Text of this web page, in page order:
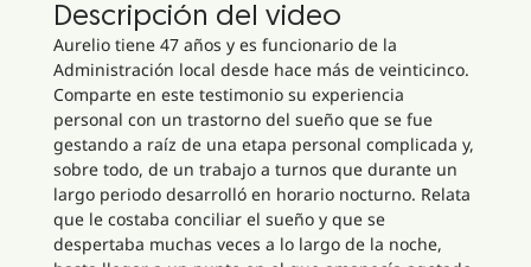
Descripción del video
Aurelio tiene 47 años y es funcionario de la
Administración local desde hace más de veinticinco.
Comparte en este testimonio su experiencia
personal con un trastorno del sueño que se fue
gestando a raíz de una etapa personal complicada y,
sobre todo, de un trabajo a turnos que durante un
largo periodo desarrolló en horario nocturno. Relata
que le costaba conciliar el sueño y que se
despertaba muchas veces a lo largo de la noche,